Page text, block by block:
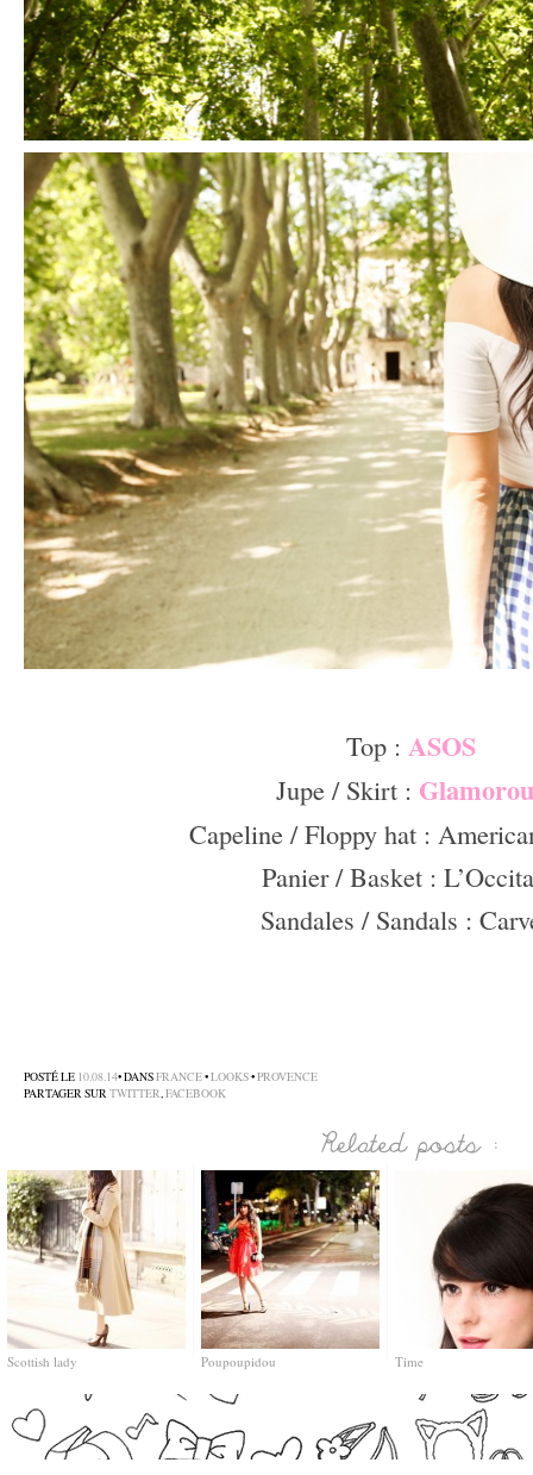
Top : ASOS
Jupe / Skirt :
Capeline / Floppy hat :
Panier / Basket :
Sandales / Sandals :
POSTÉ LE 10.08.14• DANSFRANCE•LOOKS•PROVENCE
PARTAGER SUR TWITTER FACEBOOK
Scottish lady Poupoupidou Time